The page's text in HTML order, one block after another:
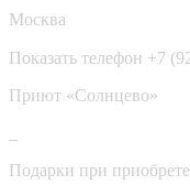
Москва
Показать телефон +7
Приют «Солнцево»
Подарки при